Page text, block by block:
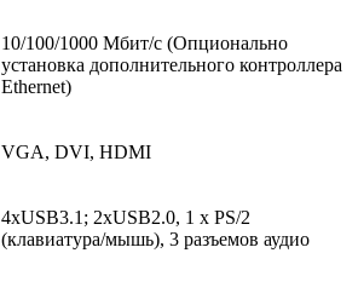
10/100/1000 Мбит/с (Опционально
установка дополнительного контроллера
Ethernet)
VGA, DVI, HDMI
4xUSB3.1; 2xUSB2.0, 1 x PS/2
(клавиатура/мышь), 3 разъемов аудио